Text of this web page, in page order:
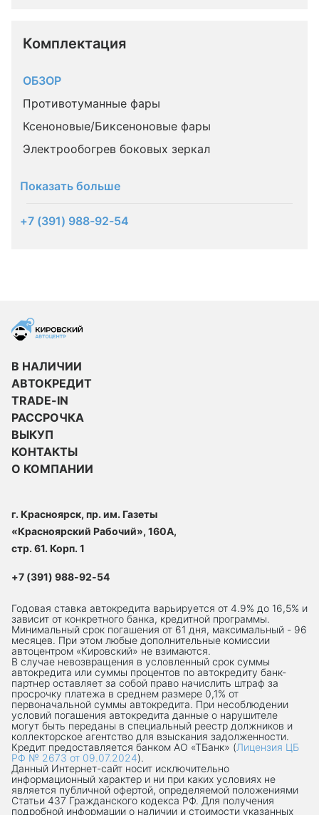
Комплектация
ОБЗОР
Противотуманные фары
Ксеноновые/Биксеноновые фары
Электрообогрев боковых зеркал
Показать больше
+7 (391) 988-92-54
В НАЛИЧИИ
АВТОКРЕДИТ
TRADE-IN
РАССРОЧКА
ВЫКУП
КОНТАКТЫ
О КОМПАНИИ
г. Красноярск, пр. им. Газеты
«Красноярский Рабочий», 160А,
стр. 61. Корп. 1
+7 (391) 988-92-54
Годовая ставка автокредита варьируется от 4.9% до 16,5% и
зависит от конкретного банка, кредитной программы.
Минимальный срок погашения от 61 дня, максимальный - 96
месяцев. При этом любые дополнительные комиссии
автоцентром «Кировский» не взимаются.
В случае невозвращения в условленный срок суммы
автокредита или суммы процентов по автокредиту банк-
партнер оставляет за собой право начислить штраф за
просрочку платежа в среднем размере 0,1% от
первоначальной суммы автокредита. При несоблюдении
условий погашения автокредита данные о нарушителе
могут быть переданы в специальный реестр должников и
коллекторское агентство для взыскания задолженности.
Кредит предоставляется банком АО «ТБанк» (Лицензия ЦБ
РФ № 2673 от 09.07.2024).
Данный Интернет-сaйт носит исключительно
информационный характер и ни при каких условиях не
является публичной офертой, определяемой положениями
Статьи 437 Гражданского кодекса РФ. Для получения
подробной информации о наличии и стоимости указанных